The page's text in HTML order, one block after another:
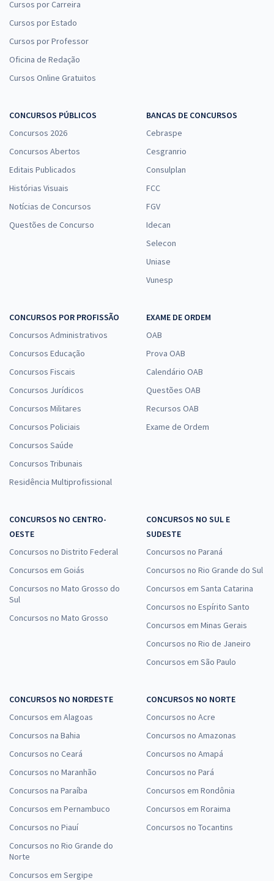
Cursos por Carreira
Cursos por Estado
Cursos por Professor
Oficina de Redação
Cursos Online Gratuitos
CONCURSOS PÚBLICOS
Concursos 2026
Concursos Abertos
Editais Publicados
Histórias Visuais
Notícias de Concursos
Questões de Concurso
BANCAS DE CONCURSOS
Cebraspe
Cesgranrio
Consulplan
FCC
FGV
Idecan
Selecon
Uniase
Vunesp
CONCURSOS POR PROFISSÃO
Concursos Administrativos
Concursos Educação
Concursos Fiscais
Concursos Jurídicos
Concursos Militares
Concursos Policiais
Concursos Saúde
Concursos Tribunais
Residência Multiprofissional
EXAME DE ORDEM
OAB
Prova OAB
Calendário OAB
Questões OAB
Recursos OAB
Exame de Ordem
CONCURSOS NO CENTRO-
OESTE
Concursos no Distrito Federal
Concursos em Goiás
Concursos no Mato Grosso do
Sul
Concursos no Mato Grosso
CONCURSOS NO SUL E
SUDESTE
Concursos no Paraná
Concursos no Rio Grande do Sul
Concursos em Santa Catarina
Concursos no Espírito Santo
Concursos em Minas Gerais
Concursos no Rio de Janeiro
Concursos em São Paulo
CONCURSOS NO NORDESTE
Concursos em Alagoas
Concursos na Bahia
Concursos no Ceará
Concursos no Maranhão
Concursos na Paraíba
Concursos em Pernambuco
Concursos no Piauí
Concursos no Rio Grande do
Norte
Concursos em Sergipe
CONCURSOS NO NORTE
Concursos no Acre
Concursos no Amazonas
Concursos no Amapá
Concursos no Pará
Concursos em Rondônia
Concursos em Roraima
Concursos no Tocantins